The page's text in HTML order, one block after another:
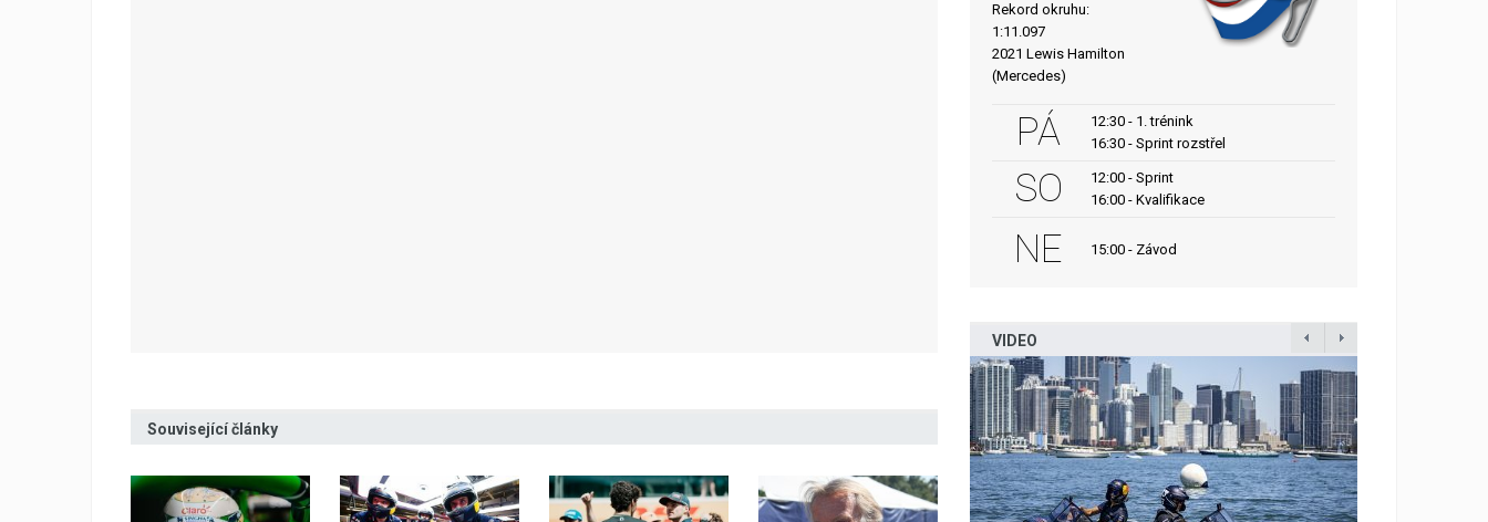
Související články
Rekord okruhu:
1:11.097
2021 Lewis Hamilton
(Mercedes)
PÁ
12:30 - 1. trénink
16:30 - Sprint rozstřel
SO
12:00 - Sprint
16:00 - Kvalifikace
NE 15:00 - Závod
VIDEO